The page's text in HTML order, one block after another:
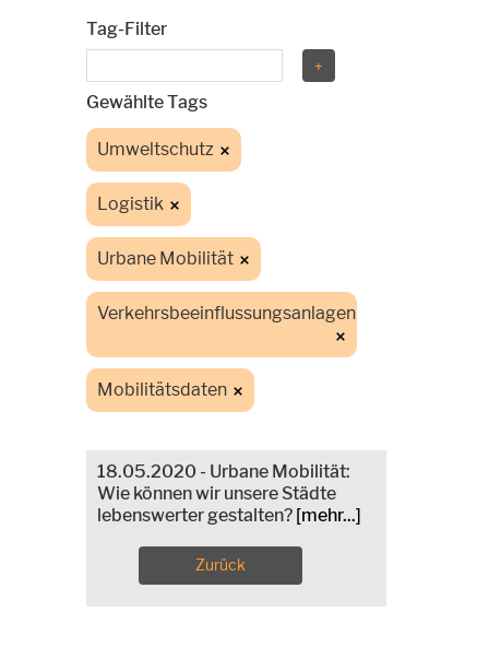
Tag-Filter
Gewählte Tags
Umweltschutz
Logistik
Urbane Mobilität
Verkehrsbeeinflussungsanlagen
Mobilitätsdaten
18.05.2020 - Urbane Mobilität:
Wie können wir unsere Städte
lebenswerter gestalten? [mehr...]
Zurück